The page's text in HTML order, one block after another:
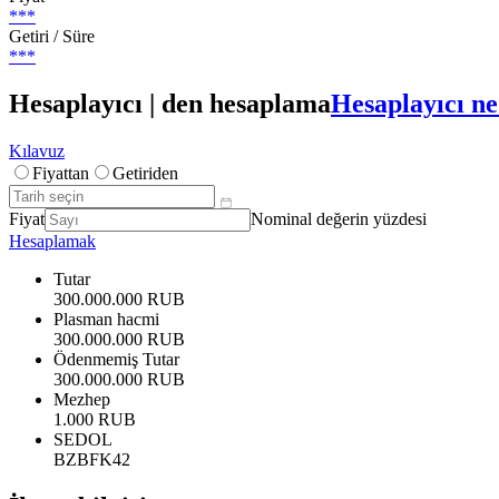
***
Getiri / Süre
***
Hesaplayıcı | den hesaplamaHesaplayıcı
Kılavuz
Fiyattan
Getiriden
Fiyat
Nominal değerin yüzdesi
Hesaplamak
Tutar
300.000.000 RUB
Plasman hacmi
300.000.000 RUB
Ödenmemiş Tutar
300.000.000 RUB
Mezhep
1.000 RUB
SEDOL
BZBFK42